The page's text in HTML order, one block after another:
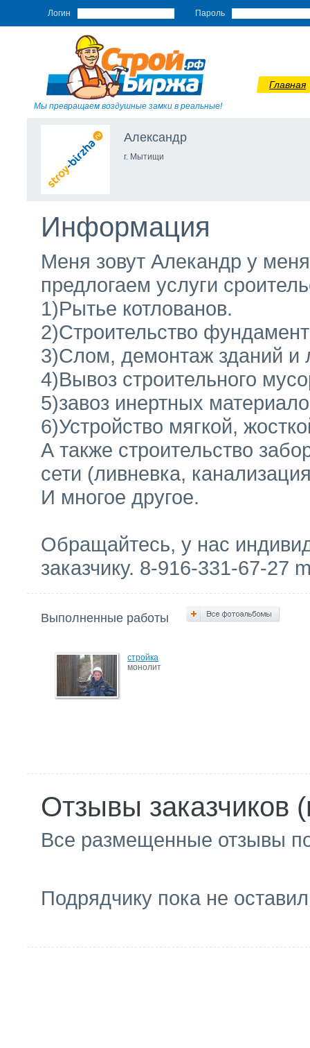
Логин Пароль
Мы превращаем воздушные замки в реальные!
Главная
Александр
г. Мытищи
Информация
Меня зовут Алекандр у
предлогаем услуги
1)Рытье котлованов.
2)Строительство
3)Слом, демонтаж зданий и
4)Вывоз строительного
5)завоз инертных
6)Устройство мягкой,
А также строительство
сети (ливневка,
И многое другое.
Обращайтесь, у нас
заказчику. 8-916-331-67-27
Выполненные работы
стройка
монолит
Отзывы заказчиков
Все размещенные отзывы
Подрядчику пока не